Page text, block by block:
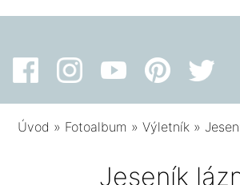
Úvod » Fotoalbum »Výletník »
Jeseník